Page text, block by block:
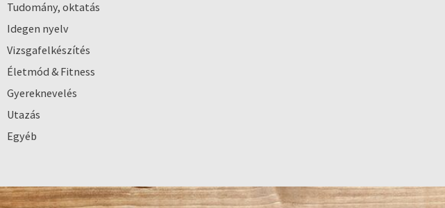
Tudomány, oktatás
Idegen nyelv
Vizsgafelkészítés
Életmód & Fitness
Gyereknevelés
Utazás
Egyéb